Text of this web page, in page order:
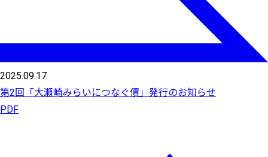
2025.09.17
第2回「大瀬崎みらいにつなぐ債」発行のお知らせ
PDF